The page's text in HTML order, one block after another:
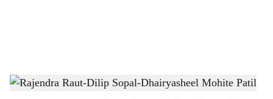
Rajendra Raut-Dilip Sopal-Dhairyasheel Mohite Patil-Sarkarnama